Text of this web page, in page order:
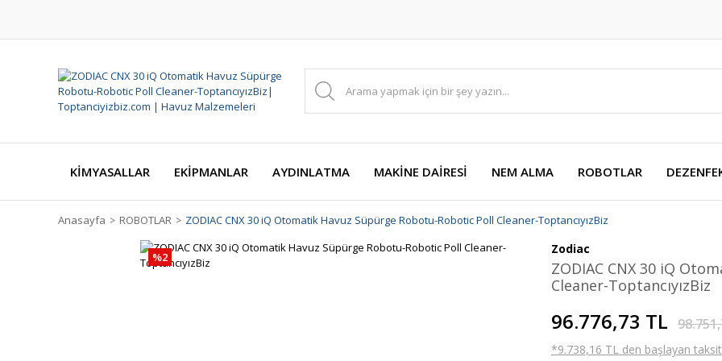
KİMYASALLAR EKİPMANLAR AYDINLATMA MAKİNE DAİRESİ NEM ALMA ROBOTLAR
Anasayfa ROBOTLAR ZODIAC CNX 30 iQ Otomatik Havuz Süpürge Robotu-Robotic Poll Cleaner-ToptancıyızBiz
%2
Zodiac
ZODIAC CNX 30 iQ
Cleaner-ToptancıyızBiz
96.776,73 TL
*9.738,16 TL den başlayan